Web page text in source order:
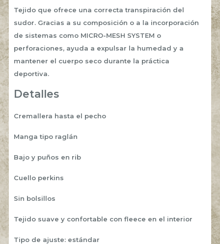
Tejido que ofrece una correcta transpiración del
sudor. Gracias a su composición o a la incorporación
de sistemas como MICRO-MESH SYSTEM o
perforaciones, ayuda a expulsar la humedad y a
mantener el cuerpo seco durante la práctica
deportiva.
Detalles
Cremallera hasta el pecho
Manga tipo raglán
Bajo y puños en rib
Cuello perkins
Sin bolsillos
Tejido suave y confortable con fleece en el interior
Tipo de ajuste: estándar